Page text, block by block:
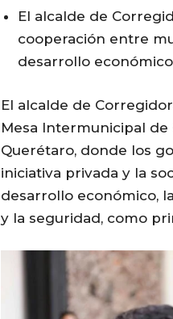
El alcalde de
cooperación entre
desarrollo
El alcalde de
Mesa Intermunicipal de
Querétaro, donde los
iniciativa privada y la
desarrollo económico,
y la seguridad, como